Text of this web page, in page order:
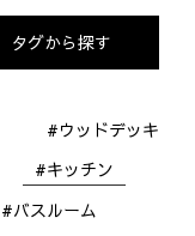
タグから探す
#ウッドデッキ
#キッチン
#バスルーム